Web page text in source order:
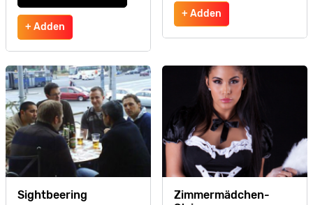
+ Adden
+ Adden
Sightbeering
Zimmermädchen-